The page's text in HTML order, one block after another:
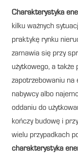
Charakterystyka
kilku ważnych
praktykę rynku
zamawia się przy
użytkowego, a także
zapotrzebowaniu na
nabywcy albo
oddaniu do
kończy budowę i
wielu przypadkach
charakterystyka